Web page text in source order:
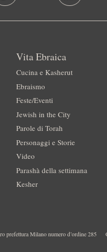
Vita Ebraica
Cucina e Kasherut
Ebraismo
Feste/Eventi
Jewish in the City
Parole di Torah
Personaggi e Storie
Video
Parashà della settimana
Kesher
prefettura Milano numero d’ordine 285